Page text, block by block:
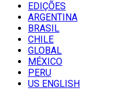
EDIÇÕES
ARGENTINA
BRASIL
CHILE
GLOBAL
MÉXICO
PERU
US ENGLISH